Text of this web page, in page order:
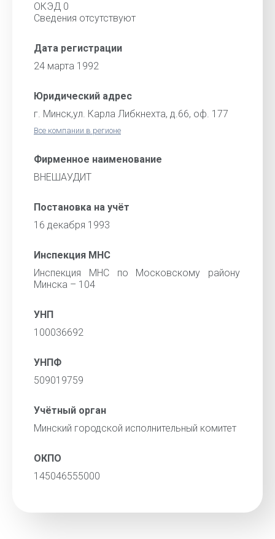
ОКЭД 0
Сведения отсутствуют
Дата регистрации
24 марта 1992
Юридический адрес
г. Минск,ул. Карла Либкнехта, д.66, оф. 177
Все компании в регионе
Фирменное наименование
ВНЕШАУДИТ
Постановка на учёт
16 декабря 1993
Инспекция МНС
Инспекция МНС по Московскому району
Минска – 104
УНП
100036692
УНПФ
509019759
Учётный орган
Минский городской исполнительный комитет
ОКПО
145046555000